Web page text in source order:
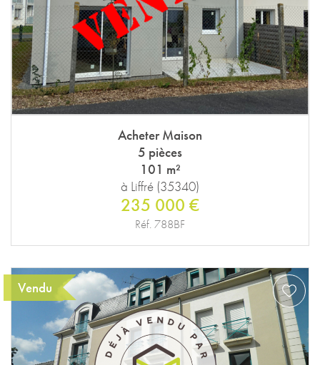
Acheter Maison
5 pièces
101 m²
à Liffré (35340)
235 000 €
Réf. 788BF
Vendu